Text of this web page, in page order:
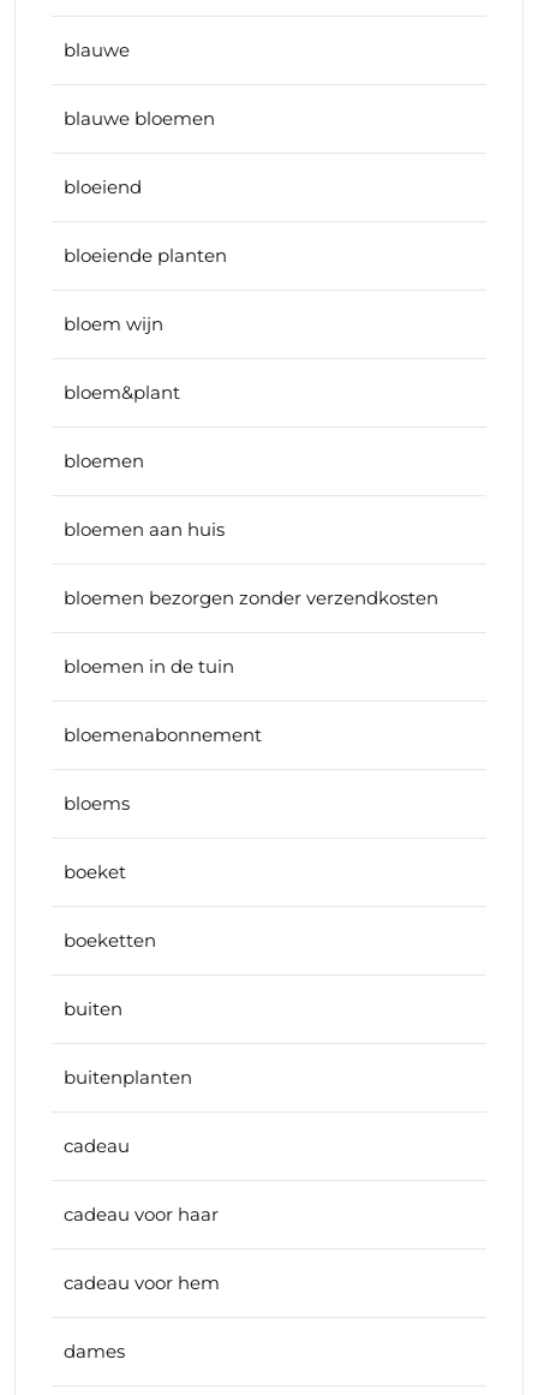
blauwe
blauwe bloemen
bloeiend
bloeiende planten
bloem wijn
bloem&plant
bloemen
bloemen aan huis
bloemen bezorgen zonder verzendkosten
bloemen in de tuin
bloemenabonnement
bloems
boeket
boeketten
buiten
buitenplanten
cadeau
cadeau voor haar
cadeau voor hem
dames